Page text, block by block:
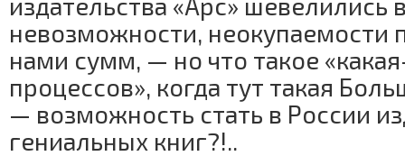
невозможности, неокупаемости
нами сумм, — но что такое
процессов», когда тут такая
— возможность стать в России
гениальных книг?!..